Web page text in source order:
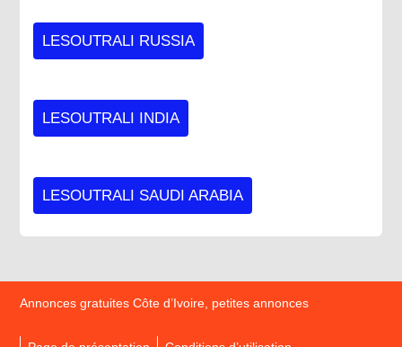
LESOUTRALI RUSSIA
LESOUTRALI INDIA
LESOUTRALI SAUDI ARABIA
Annonces gratuites Côte d’Ivoire, petites annonces